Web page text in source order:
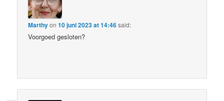
Marthyon10 juni 2023 at 14:46said:
Voorgoed gesloten?